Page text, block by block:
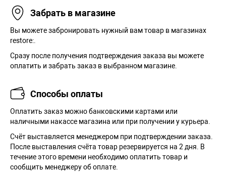
Забрать в магазине
Вы можете забронировать нужный вам товар в магазинах
restore:.
Сразу после получения подтверждения заказа вы можете
оплатить и забрать заказ в выбранном магазине.
Способы оплаты
Оплатить заказ можно банковскими картами или
наличными накассе магазина или при получении у курьера.
Cчёт выставляется менеджером при подтверждении заказа.
После выставления счёта товар резервируется на 2 дня. В
течение этого времени необходимо оплатить товар и
сообщить менеджеру об оплате.